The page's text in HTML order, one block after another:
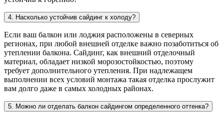
4. Насколько устойчив сайдинг к холоду?
Если ваш балкон или лоджия расположены в северных
регионах, при любой внешней отделке важно позаботиться об
утеплении балкона. Сайдинг, как внешний отделочный
материал, обладает низкой морозостойкостью, поэтому
требует дополнительного утепления. При надлежащем
выполнении всех условий монтажа такая отделка прослужит
вам долго даже в самых холодных районах.
5. Можно ли отделать балкон сайдингом определенного оттенка?